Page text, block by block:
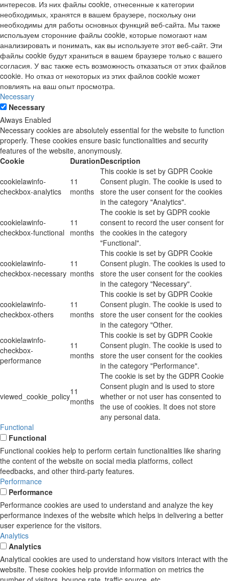
интересов. Из них файлы cookie, отнесенные к категории
необходимых, хранятся в вашем браузере, поскольку они
необходимы для работы основных функций веб-сайта. Мы также
используем сторонние файлы cookie, которые помогают нам
анализировать и понимать, как вы используете этот веб-сайт. Эти
файлы cookie будут храниться в вашем браузере только с вашего
согласия. У вас также есть возможность отказаться от этих файлов
cookie. Но отказ от некоторых из этих файлов cookie может
повлиять на ваш опыт просмотра.
Necessary
Necessary
Always Enabled
Necessary cookies are absolutely essential for the website to function
properly. These cookies ensure basic functionalities and security
features of the website, anonymously.
Cookie
DurationDescription
cookielawinfo-
checkbox-analytics
11
months
This cookie is set by GDPR Cookie
Consent plugin. The cookie is used to
store the user consent for the cookies
in the category "Analytics".
cookielawinfo-
checkbox-functional
11
months
The cookie is set by GDPR cookie
consent to record the user consent for
the cookies in the category
"Functional".
cookielawinfo-
checkbox-necessary
11
months
This cookie is set by GDPR Cookie
Consent plugin. The cookies is used to
store the user consent for the cookies
in the category "Necessary".
cookielawinfo-
checkbox-others
11
months
This cookie is set by GDPR Cookie
Consent plugin. The cookie is used to
store the user consent for the cookies
in the category "Other.
cookielawinfo-
checkbox-
performance
11
months
This cookie is set by GDPR Cookie
Consent plugin. The cookie is used to
store the user consent for the cookies
in the category "Performance".
viewed_cookie_policy11
months
The cookie is set by the GDPR Cookie
Consent plugin and is used to store
whether or not user has consented to
the use of cookies. It does not store
any personal data.
Functional
Functional
Functional cookies help to perform certain functionalities like sharing
the content of the website on social media platforms, collect
feedbacks, and other third-party features.
Performance
Performance
Performance cookies are used to understand and analyze the key
performance indexes of the website which helps in delivering a better
user experience for the visitors.
Analytics
Analytics
Analytical cookies are used to understand how visitors interact with the
website. These cookies help provide information on metrics the